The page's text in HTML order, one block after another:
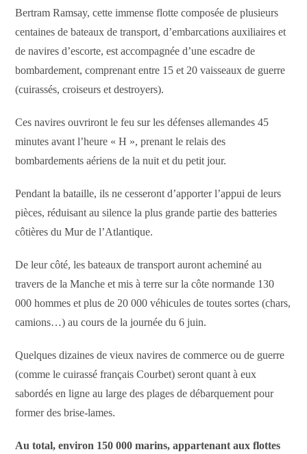
Bertram Ramsay, cette immense flotte composée de plusieurs
centaines de bateaux de transport, d’embarcations auxiliaires et
de navires d’escorte, est accompagnée d’une escadre de
bombardement, comprenant entre 15 et 20 vaisseaux de guerre
(cuirassés, croiseurs et destroyers).
Ces navires ouvriront le feu sur les défenses allemandes 45
minutes avant l’heure « H », prenant le relais des
bombardements aériens de la nuit et du petit jour.
Pendant la bataille, ils ne cesseront d’apporter l’appui de leurs
pièces, réduisant au silence la plus grande partie des batteries
côtières du Mur de l’Atlantique.
De leur côté, les bateaux de transport auront acheminé au
travers de la Manche et mis à terre sur la côte normande 130
000 hommes et plus de 20 000 véhicules de toutes sortes (chars,
camions…) au cours de la journée du 6 juin.
Quelques dizaines de vieux navires de commerce ou de guerre
(comme le cuirassé français Courbet) seront quant à eux
sabordés en ligne au large des plages de débarquement pour
former des brise-lames.
Au total, environ 150 000 marins, appartenant aux flottes